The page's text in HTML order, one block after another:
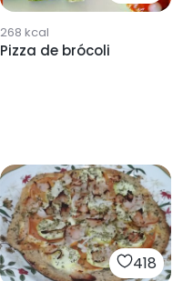
268 kcal
Pizza de brócoli
418